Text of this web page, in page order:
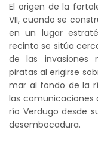
El origen de la
VII, cuando se
en un lugar
recinto se sitúa
de las invasiones
piratas al erigirse
mar al fondo de la
las comunicaciones
río Verdugo desde
desembocadura.